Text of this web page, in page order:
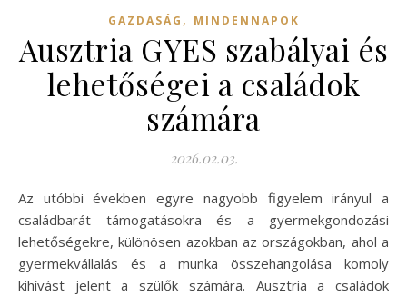
GAZDASÁG , MINDENNAPOK
Ausztria GYES szabályai és
lehetőségei a családok
számára
2026.02.03.
Az utóbbi években egyre nagyobb figyelem irányul a
családbarát támogatásokra és a gyermekgondozási
lehetőségekre, különösen azokban az országokban, ahol a
gyermekvállalás és a munka összehangolása komoly
kihívást jelent a szülők számára. Ausztria a családok